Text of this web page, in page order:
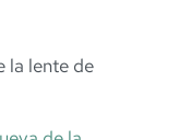
la lente de